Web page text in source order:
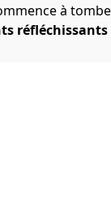
à
réfléchissants